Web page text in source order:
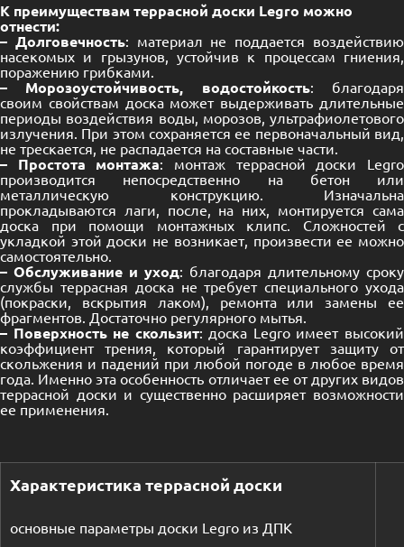
К преимуществам террасной доски Legro можно
отнести:
– Долговечность: материал не поддается воздействию
насекомых и грызунов, устойчив к процессам гниения,
поражению грибками.
– Морозоустойчивость, водостойкость: благодаря
своим свойствам доска может выдерживать длительные
периоды воздействия воды, морозов, ультрафиолетового
излучения. При этом сохраняется ее первоначальный вид,
не трескается, не распадается на составные части.
– Простота монтажа: монтаж террасной доски Legro
производится непосредственно на бетон или
металлическую конструкцию. Изначальна
прокладываются лаги, после, на них, монтируется сама
доска при помощи монтажных клипс. Сложностей с
укладкой этой доски не возникает, произвести ее можно
самостоятельно.
– Обслуживание и уход: благодаря длительному сроку
службы террасная доска не требует специального ухода
(покраски, вскрытия лаком), ремонта или замены ее
фрагментов. Достаточно регулярного мытья.
– Поверхность не скользит: доска Legro имеет высокий
коэффициент трения, который гарантирует защиту от
скольжения и падений при любой погоде в любое время
года. Именно эта особенность отличает ее от других видов
террасной доски и существенно расширяет возможности
ее применения.
Характеристика террасной доски
основные параметры доски Legro из ДПК